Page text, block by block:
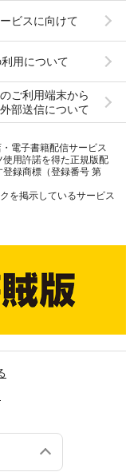
ビスに向けて
用について
ご利用端末から
部送信について
電子書籍配信サービス
用許諾を得た正規版配
録商標（登録番号 第
を掲示しているサービス